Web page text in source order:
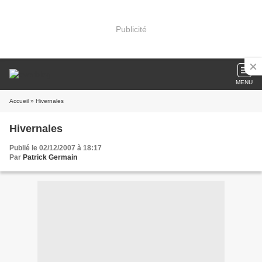
Publicité
MENU
Accueil » Hivernales
Hivernales
Publié le 02/12/2007 à 18:17
Par Patrick Germain